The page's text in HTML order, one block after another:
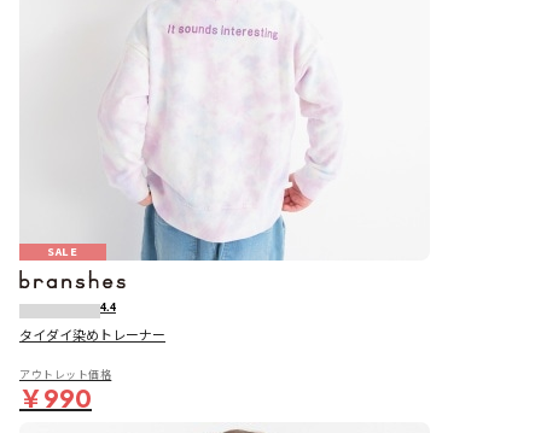
SALE
4.4
タイダイ染めトレーナー
アウトレット価格
￥990